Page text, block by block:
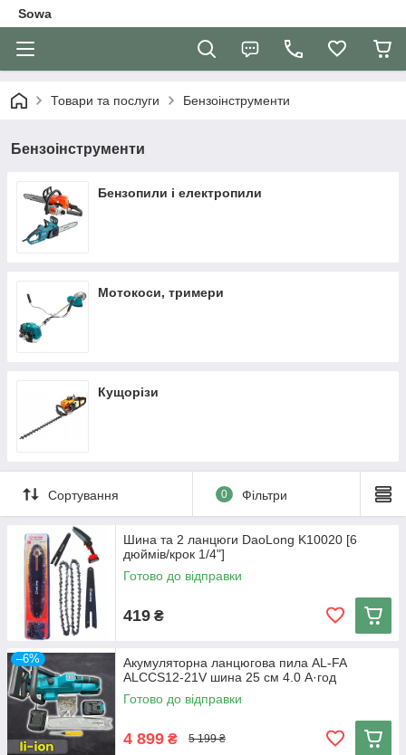
Sowa
Товари та послуги Бензоінструменти
Бензоінструменти
Бензопили і електропили
Мотокоси, тримери
Кущорізи
Сортування 0 Фільтри
Шина та 2 ланцюги DaoLong K10020 [6
дюймів/крок 1/4"]
Готово до відправки
419 ₴
–6%
Акумуляторна ланцюгова пила AL-FA
ALCCS12-21V шина 25 см 4.0 А·год
Готово до відправки
4 899 ₴ 5 199 ₴